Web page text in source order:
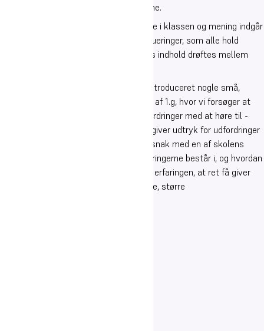
elevernes trivsel eller mangel på samme.
Trivselselementer som fx velbefindende i klassen og mening indgår
i de standardiserede undervisningsevalueringer, som alle hold
gennemfører i løbet af skoleåret og hvis indhold drøftes mellem
Vi har desuden i indeværende skoleår introduceret nogle små,
relativt hyppige målinger i begyndelsen af 1.g, hvor vi forsøger at
afdække, om nogen oplever større udfordringer med at høre til -
fagligt, socialt eller alment. Elever, der giver udtryk for udfordringer
på mere end et område inviteres til en snak med en af skolens
vejledere for at finde ud af, hvad udfordringerne består i, og hvordan
eleven bedst kan støttes. Foreløbigt er erfaringen, at ret få giver
udtryk for noget, som tyder på generelle, større